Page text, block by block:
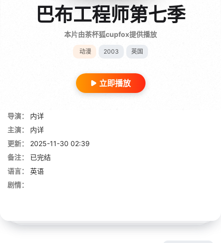
巴布工程师第七季
本片由茶杯狐cupfox提供播放
动漫 2003 英国
立即播放
导演：
内详
主演：
内详
更新：
2025-11-30 02:39
备注：
已完结
语言：
英语
剧情：